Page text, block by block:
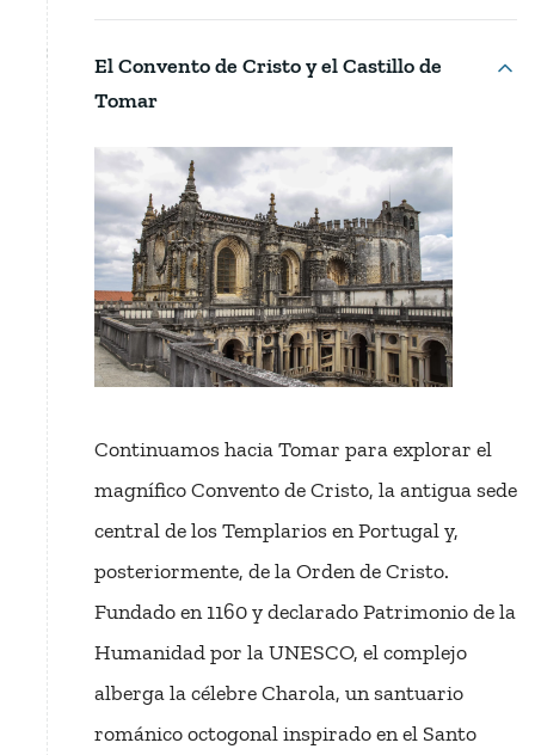
El Convento de Cristo y el Castillo de
Tomar
Continuamos hacia Tomar para explorar el
magnífico Convento de Cristo, la antigua sede
central de los Templarios en Portugal y,
posteriormente, de la Orden de Cristo.
Fundado en 1160 y declarado Patrimonio de la
Humanidad por la UNESCO, el complejo
alberga la célebre Charola, un santuario
románico octogonal inspirado en el Santo